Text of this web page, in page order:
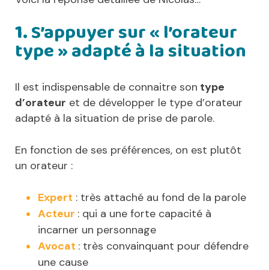
1.S’appuyer sur « l’orateur
type » adapté à la situation
Il est indispensable de connaitre son type
d’orateur et de développer le type d’orateur
adapté à la situation de prise de parole.
En fonction de ses préférences, on est plutôt
un orateur :
Expert : très attaché au fond de la parole
Acteur : qui a une forte capacité à
incarner un personnage
Avocat : très convainquant pour défendre
une cause